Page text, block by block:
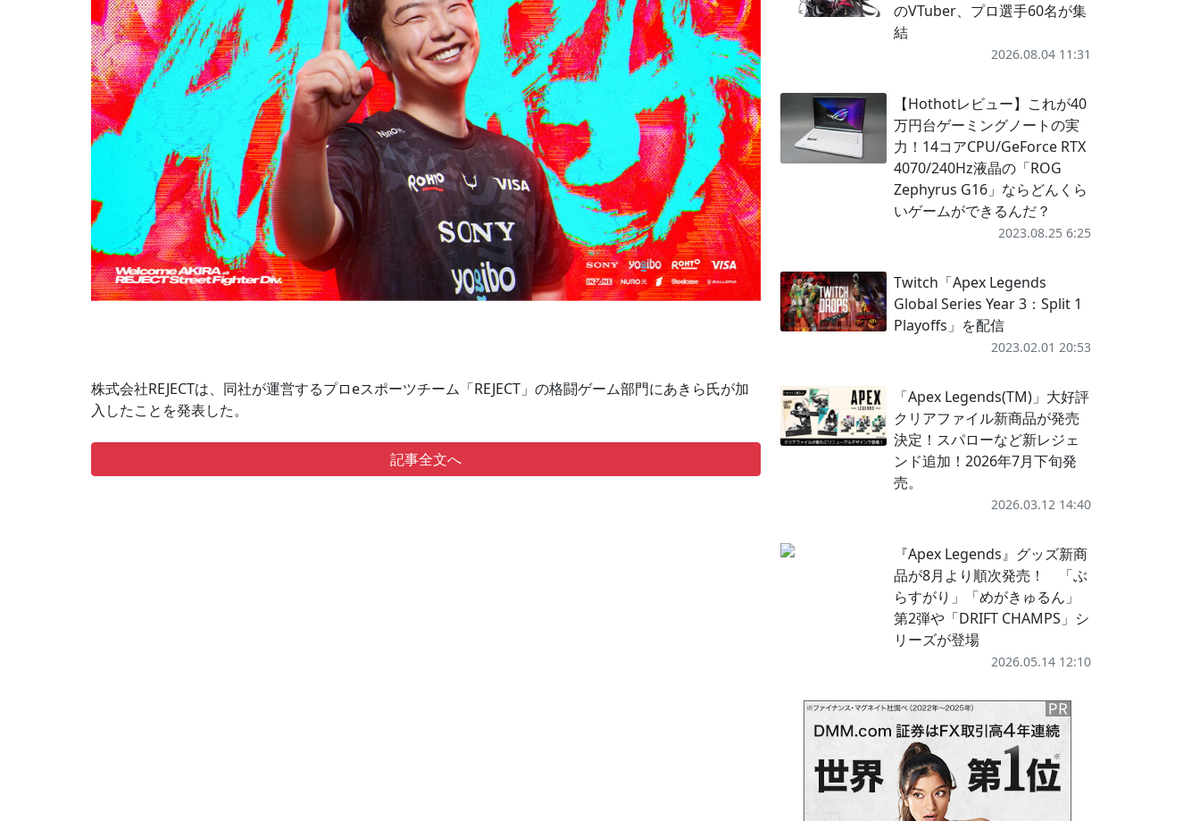
株式会社REJECTは、同社が運営するプロeスポーツチーム「REJECT」の格闘ゲーム部門にあきら氏が加
入したことを発表した。
記事全文へ
のVTuber、プロ選手60名が集
結
2026.08.04 11:31
【Hothotレビュー】これが40
万円台ゲーミングノートの実
力！14コアCPU/GeForce RTX
4070/240Hz液晶の「ROG
Zephyrus G16」ならどんくら
いゲームができるんだ？
2023.08.25 6:25
Twitch「Apex Legends
Global Series Year 3：Split 1
Playoffs」を配信
2023.02.01 20:53
「Apex Legends(TM)」大好評
クリアファイル新商品が発売
決定！スパローなど新レジェ
ンド追加！2026年7月下旬発
売。
2026.03.12 14:40
『Apex Legends』グッズ新商
品が8月より順次発売！ 「ぶ
らすがり」「めがきゅるん」
第2弾や「DRIFT CHAMPS」シ
リーズが登場
2026.05.14 12:10